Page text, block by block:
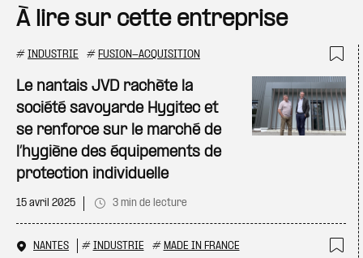
À lire sur cette entreprise
# INDUSTRIE # FUSION-ACQUISITION
Le nantais JVD rachète la
société savoyarde Hygitec et
se renforce sur le marché de
l’hygiène des équipements de
protection individuelle
15 avril 2025 3 min de lecture
NANTES # INDUSTRIE # MADE IN FRANCE